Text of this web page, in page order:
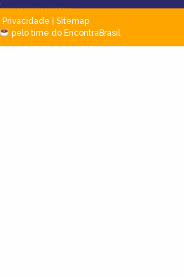
Privacidade
Sitemap
pelo time do EncontraBrasil